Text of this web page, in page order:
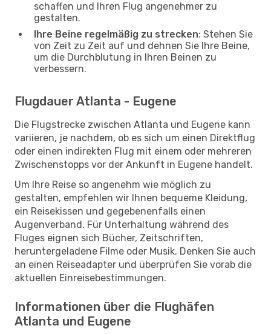
schaffen und Ihren Flug angenehmer zu
gestalten.
Ihre Beine regelmäßig zu strecken: Stehen Sie
von Zeit zu Zeit auf und dehnen Sie Ihre Beine,
um die Durchblutung in Ihren Beinen zu
verbessern.
Flugdauer Atlanta - Eugene
Die Flugstrecke zwischen Atlanta und Eugene kann
variieren, je nachdem, ob es sich um einen Direktflug
oder einen indirekten Flug mit einem oder mehreren
Zwischenstopps vor der Ankunft in Eugene handelt.
Um Ihre Reise so angenehm wie möglich zu
gestalten, empfehlen wir Ihnen bequeme Kleidung,
ein Reisekissen und gegebenenfalls einen
Augenverband. Für Unterhaltung während des
Fluges eignen sich Bücher, Zeitschriften,
heruntergeladene Filme oder Musik. Denken Sie auch
an einen Reiseadapter und überprüfen Sie vorab die
aktuellen Einreisebestimmungen.
Informationen über die Flughäfen
Atlanta und Eugene